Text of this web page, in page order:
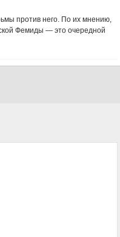
против него. По их мнению,
Фемиды — это очередной